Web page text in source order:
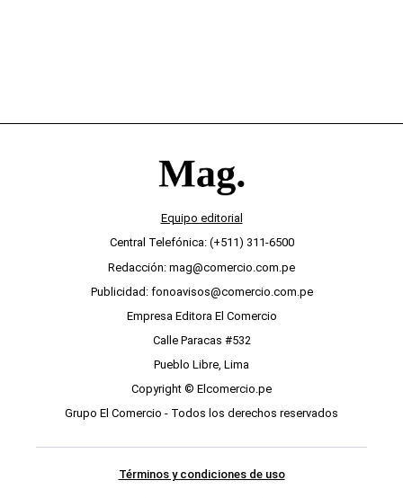
Equipo editorial
Central Telefónica: (+511) 311-6500
Redacción: mag@comercio.com.pe
Publicidad: fonoavisos@comercio.com.pe
Empresa Editora El Comercio
Calle Paracas #532
Pueblo Libre, Lima
Copyright © Elcomercio.pe
Grupo El Comercio - Todos los derechos reservados
Términos y condiciones de uso